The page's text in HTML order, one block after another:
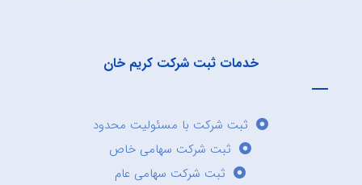
خدمات ثبت شرکت کریم خان
ثبت شرکت با مسئولیت محدود
ثبت شرکت سهامی خاص
ثبت شرکت سهامی عام